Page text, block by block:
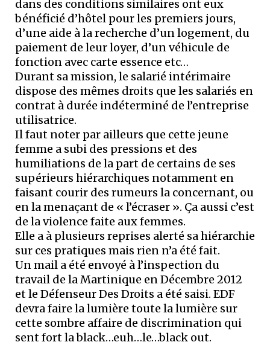
dans des conditions similaires ont eux
bénéficié d’hôtel pour les premiers jours,
d’une aide à la recherche d’un logement, du
paiement de leur loyer, d’un véhicule de
fonction avec carte essence etc…
Durant sa mission, le salarié intérimaire
dispose des mêmes droits que les salariés en
contrat à durée indéterminé de l’entreprise
utilisatrice.
Il faut noter par ailleurs que cette jeune
femme a subi des pressions et des
humiliations de la part de certains de ses
supérieurs hiérarchiques notamment en
faisant courir des rumeurs la concernant, ou
en la menaçant de « l’écraser ». Ça aussi c’est
de la violence faite aux femmes.
Elle a à plusieurs reprises alerté sa hiérarchie
sur ces pratiques mais rien n’a été fait.
Un mail a été envoyé à l’inspection du
travail de la Martinique en Décembre 2012
et le Défenseur Des Droits a été saisi. EDF
devra faire la lumière toute la lumière sur
cette sombre affaire de discrimination qui
sent fort la black…euh…le…black out.